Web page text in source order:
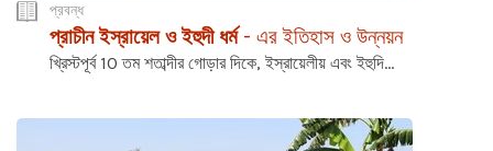
প্রবন্ধ
প্রাচীন ইস্রায়েল ও ইহুদী ধর্ম- এর ইতিহাস ও উন্নয়ন
খ্রিস্টপূর্ব 10 তম শতাব্দীর গোড়ার দিকে, ইস্রায়েলীয় এবং ইহুদি...